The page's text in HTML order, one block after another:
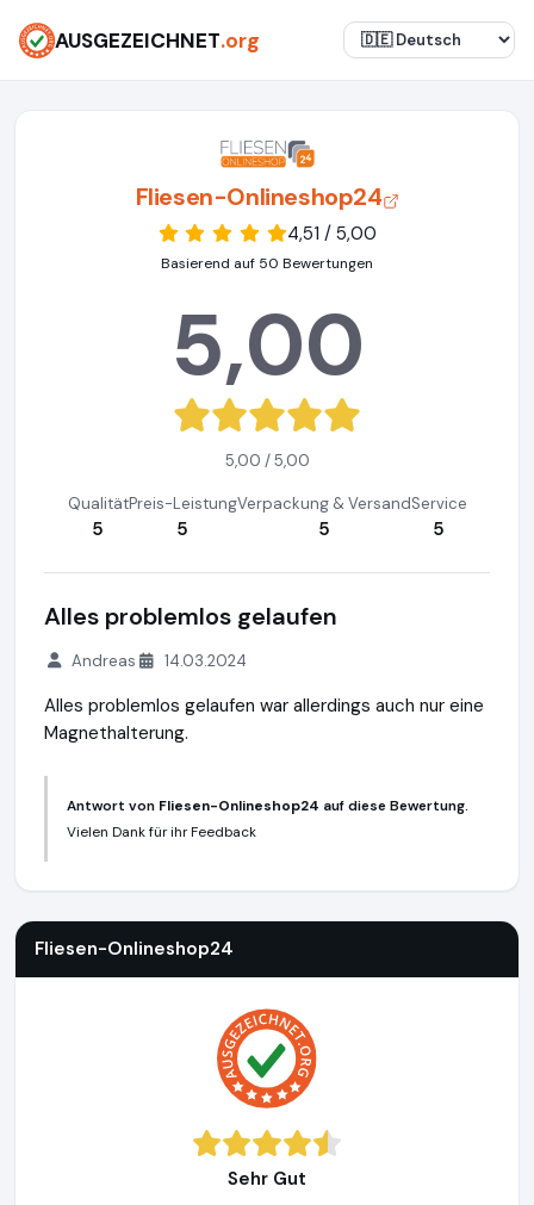
AUSGEZEICHNET.org
Fliesen-Onlineshop24
4,51 / 5,00
Basierend auf 50 Bewertungen
5,00
5,00 / 5,00
Qualität
5
Preis-Leistung
5
Verpackung & Versand
5
Service
5
Alles problemlos gelaufen
Andreas 14.03.2024
Alles problemlos gelaufen war allerdings auch nur eine
Magnethalterung.
Antwort von Fliesen-Onlineshop24 auf diese Bewertung.
Vielen Dank für ihr Feedback
Fliesen-Onlineshop24
Sehr Gut